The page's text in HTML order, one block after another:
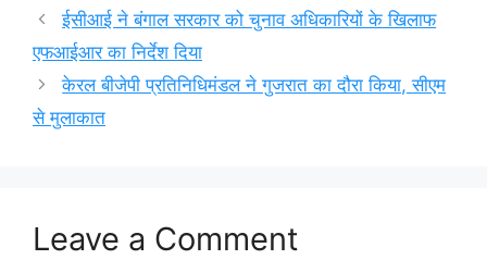
ईसीआई ने बंगाल सरकार को चुनाव अधिकारियों के खिलाफ
एफआईआर का निर्देश दिया
केरल बीजेपी प्रतिनिधिमंडल ने गुजरात का दौरा किया, सीएम
से मुलाकात
Leave a Comment